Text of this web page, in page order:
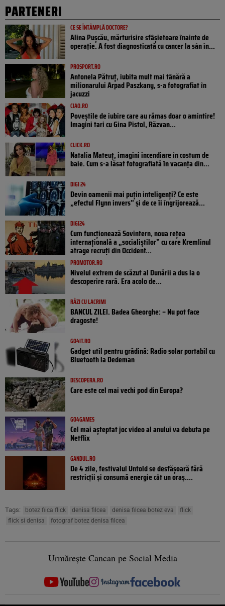
PARTENERI
CE SE ÎNTÂMPLĂ DOCTORE?
Alina Pușcău, mărturisire sfâșietoare înainte de
operație. A fost diagnosticată cu cancer la sân în...
PROSPORT.RO
Antonela Pătruț, iubita mult mai tânără a
milionarului Arpad Paszkany, s-a fotografiat în
jacuzzi
CIAO.RO
Poveştile de iubire care au rămas doar o amintire!
Imagini tari cu Gina Pistol, Răzvan...
CLICK.RO
Natalia Mateuț, imagini incendiare în costum de
baie. Cum s-a lăsat fotografiată în vacanța din...
DIGI 24
Devin oamenii mai puțin inteligenți? Ce este
„efectul Flynn invers” și de ce îi îngrijorează...
DIGI24
Cum funcționează Sovintern, noua rețea
internațională a „socialiștilor” cu care Kremlinul
atrage recruți din Occident...
PROMOTOR.RO
Nivelul extrem de scăzut al Dunării a dus la o
descoperire rară. Era acolo de...
RÂZI CU LACRIMI
BANCUL ZILEI. Badea Gheorghe: – Nu pot face
dragoste!
GO4IT.RO
Gadget util pentru grădină: Radio solar portabil cu
Bluetooth la Dedeman
DESCOPERA.RO
Care este cel mai vechi pod din Europa?
GO4GAMES
Cel mai așteptat joc video al anului va debuta pe
Netflix
GANDUL.RO
De 4 zile, festivalul Untold se desfășoară fără
restricții și consumă energie cât un oraș....
Tags: botez fiica flick denisa filcea denisa filcea botez eva
flick
flick si denisa
fotograf botez denisa filcea
Urmărește Cancan pe Social Media